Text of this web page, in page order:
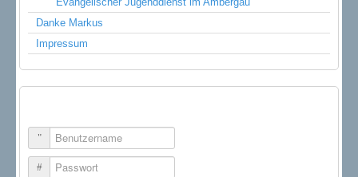
Danke Markus
Impressum
Benutzername
Passwort